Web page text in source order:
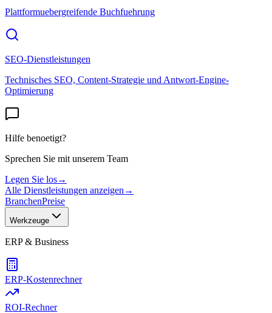
Plattformuebergreifende Buchfuehrung
SEO-Dienstleistungen
Technisches SEO, Content-Strategie und Antwort-Engine-
Optimierung
Hilfe benoetigt?
Sprechen Sie mit unserem Team
Legen Sie los→
Alle Dienstleistungen anzeigen →
BranchenPreise
Werkzeuge
ERP & Business
ERP-Kostenrechner
ROI-Rechner